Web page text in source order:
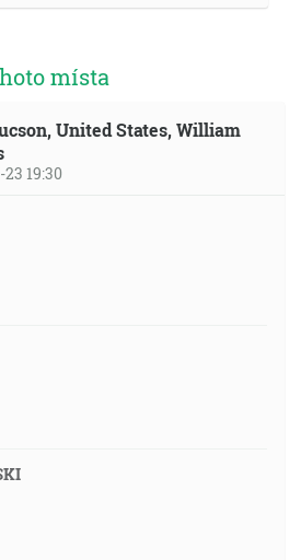
místa
United States, William
19:30